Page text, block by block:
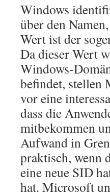
Windows
über den
Wert ist der
Da dieser Wert
Windows-
befindet, stellen
vor eine
dass die
mitbekommen
Aufwand in
praktisch, wenn
eine neue SID
hat. Microsoft